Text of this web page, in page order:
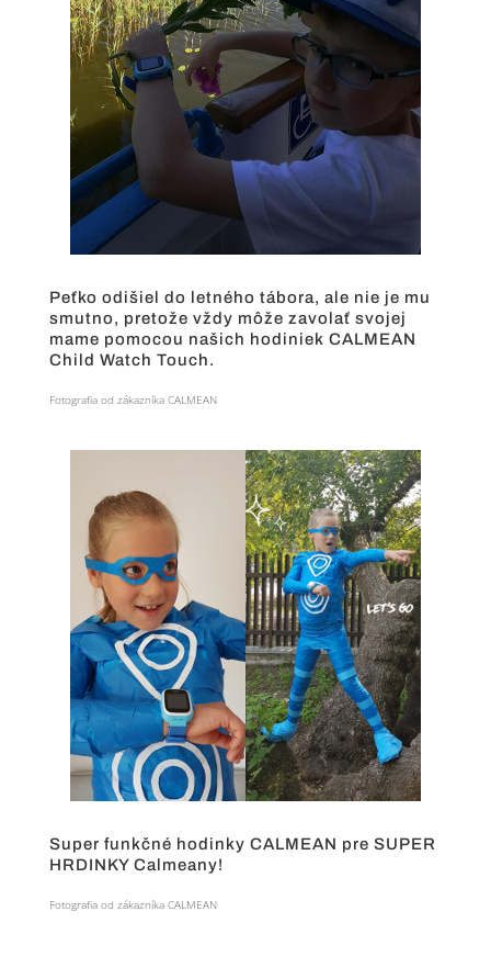
Peťko odišiel do letného tábora, ale nie je mu
smutno, pretože vždy môže zavolať svojej
mame pomocou našich hodiniek CALMEAN
Child Watch Touch.
Fotografia od zákazníka CALMEAN
Super funkčné hodinky CALMEAN pre SUPER
HRDINKY Calmeany!
Fotografia od zákazníka CALMEAN